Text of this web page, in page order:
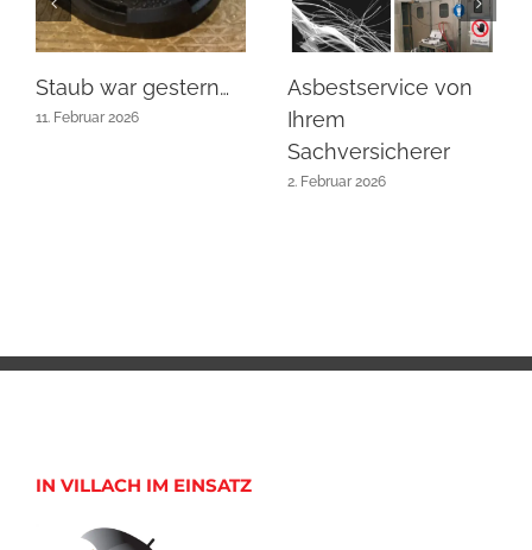
Staub war gestern…
11. Februar 2026
Asbestservice von
Ihrem
Sachversicherer
2. Februar 2026
IN VILLACH IM EINSATZ